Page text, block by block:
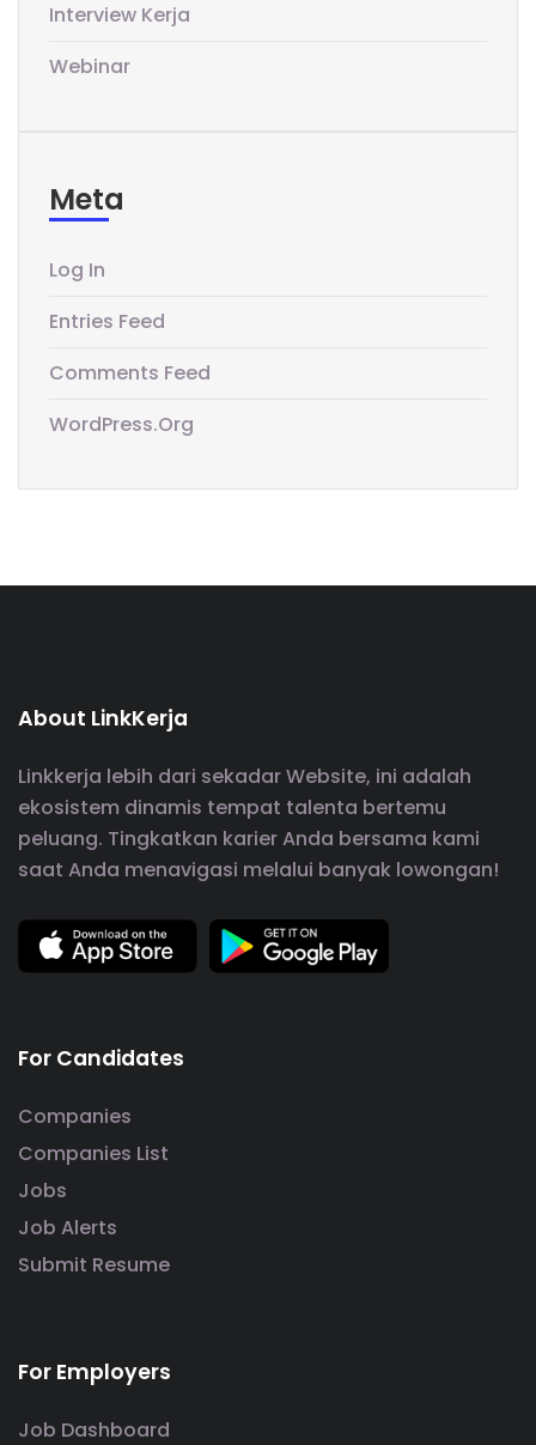
Interview Kerja
Webinar
Meta
Log In
Entries Feed
Comments Feed
WordPress.org
About LinkKerja
Linkkerja lebih dari sekadar Website, ini adalah
ekosistem dinamis tempat talenta bertemu
peluang. Tingkatkan karier Anda bersama kami
saat Anda menavigasi melalui banyak lowongan!
For Candidates
Companies
Companies List
Jobs
Job Alerts
Submit Resume
For Employers
Job Dashboard